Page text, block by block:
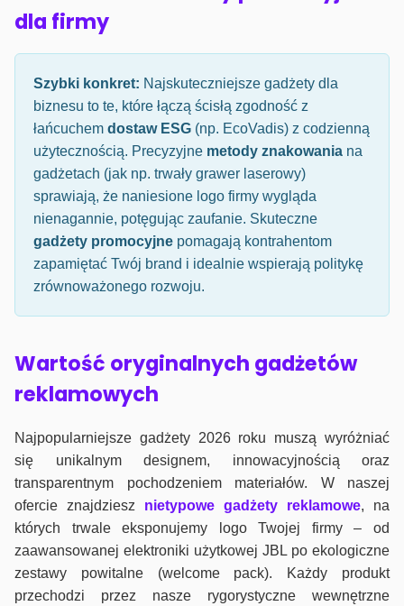
dla firmy
Szybki konkret: Najskuteczniejsze gadżety dla
biznesu to te, które łączą ścisłą zgodność z
łańcuchem dostaw ESG (np. EcoVadis) z codzienną
użytecznością. Precyzyjne metody znakowania na
gadżetach (jak np. trwały grawer laserowy)
sprawiają, że naniesione logo firmy wygląda
nienagannie, potęgując zaufanie. Skuteczne
gadżety promocyjne pomagają kontrahentom
zapamiętać Twój brand i idealnie wspierają politykę
zrównoważonego rozwoju.
Wartość oryginalnych gadżetów
reklamowych
Najpopularniejsze gadżety 2026 roku muszą wyróżniać
się unikalnym designem, innowacyjnością oraz
transparentnym pochodzeniem materiałów. W naszej
ofercie znajdziesz nietypowe gadżety reklamowe, na
których trwale eksponujemy logo Twojej firmy – od
zaawansowanej elektroniki użytkowej JBL po ekologiczne
zestawy powitalne (welcome pack). Każdy produkt
przechodzi przez nasze rygorystyczne wewnętrzne